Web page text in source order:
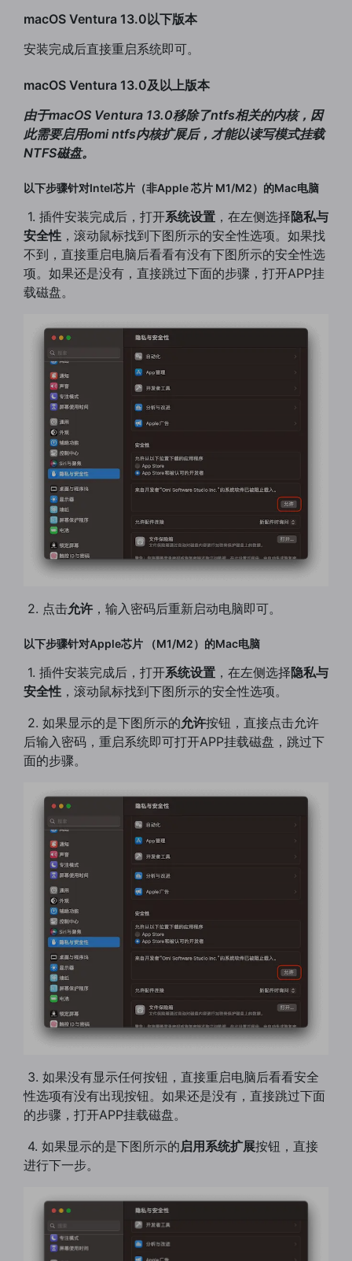
macOS Ventura 13.0以下版本
安装完成后直接重启系统即可。
macOS Ventura 13.0及以上版本
由于macOS Ventura 13.0移除了ntfs相关的内核，因
此需要启用omi ntfs内核扩展后，才能以读写模式挂载
NTFS磁盘。
以下步骤针对Intel芯片（非Apple 芯片 M1/M2）的Mac电脑
​ 1. 插件安装完成后，打开系统设置 ，在左侧选择隐私与
安全性 ，滚动鼠标找到下图所示的安全性选项。如果找
不到，直接重启电脑后看看有没有下图所示的安全性选
项。如果还是没有，直接跳过下面的步骤，打开APP挂
载磁盘。
​ 2. 点击允许 ，输入密码后重新启动电脑即可。
以下步骤针对Apple芯片 （M1/M2）的Mac电脑
​ 1. 插件安装完成后，打开系统设置 ，在左侧选择隐私与
安全性 ，滚动鼠标找到下图所示的安全性选项。
​ 2. 如果显示的是下图所示的允许按钮，直接点击允许
后输入密码，重启系统即可打开APP挂载磁盘，跳过下
面的步骤。
​ 3. 如果没有显示任何按钮，直接重启电脑后看看安全
性选项有没有出现按钮。如果还是没有，直接跳过下面
的步骤，打开APP挂载磁盘。
​ 4. 如果显示的是下图所示的启用系统扩展按钮，直接
进行下一步。